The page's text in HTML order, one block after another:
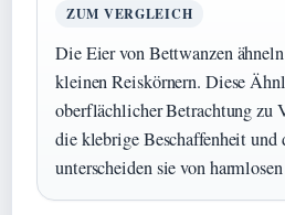
ZUM VERGLEICH
Die Eier von Bettwanzen
kleinen Reiskörnern. Diese
oberflächlicher Betrachtung zu
die klebrige Beschaffenheit
unterscheiden sie von